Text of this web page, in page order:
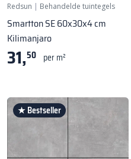
Redsun | Behandelde tuintegels
Smartton SE 60x30x4 cm
Kilimanjaro
31,50 per m²
★ Bestseller